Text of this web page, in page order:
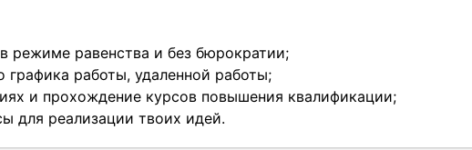
режиме равенства и без бюрократии;
графика работы, удаленной работы;
и прохождение курсов повышения квалификации;
для реализации твоих идей.